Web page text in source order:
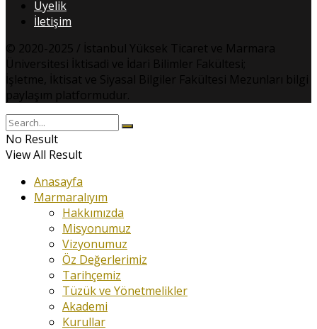
Üyelik
İletişim
© 2020-2025 / İstanbul Yüksek Ticaret ve Marmara
Üniversitesi İktisadi ve İdari Bilimler Fakültesi;
İşletme, İktisat ve Siyasal Bilgiler Fakültesi Mezunları bilgi
paylaşım platformudur.
No Result
View All Result
Anasayfa
Marmaralıyım
Hakkımızda
Misyonumuz
Vizyonumuz
Öz Değerlerimiz
Tarihçemiz
Tüzük ve Yönetmelikler
Akademi
Kurullar